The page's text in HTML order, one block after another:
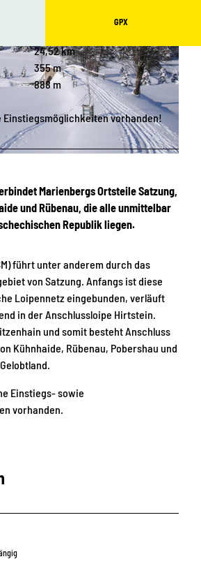
GPX
24,52 km
355 m
888 m
vorhanden!
Marienbergs Ortsteile Satzung,
und Rübenau, die alle unmittelbar
Republik liegen.
führt unter anderem durch das
von Satzung. Anfangs ist diese
Loipennetz eingebunden, verläuft
in der Anschlussloipe Hirtstein.
und somit besteht Anschluss
Kühnhaide, Rübenau, Pobershau und
Einstiegs- sowie
vorhanden.